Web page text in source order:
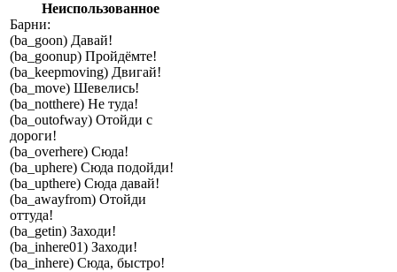
Неиспользованное
Барни:
(ba_goon) Давай!
(ba_goonup) Пройдёмте!
(ba_keepmoving) Двигай!
(ba_move) Шевелись!
(ba_notthere) Не туда!
(ba_outofway) Отойди с
дороги!
(ba_overhere) Сюда!
(ba_uphere) Сюда подойди!
(ba_upthere) Сюда давай!
(ba_awayfrom) Отойди
оттуда!
(ba_getin) Заходи!
(ba_inhere01) Заходи!
(ba_inhere) Сюда, быстро!